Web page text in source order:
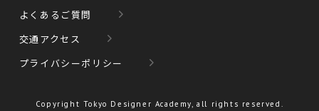
よくあるご質問
交通アクセス
プライバシーポリシー
Copyright Tokyo Designer Academy, all rights reserved.